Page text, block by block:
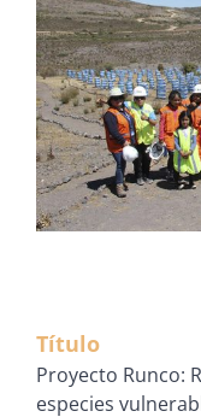
Título
Proyecto Runco:
especies